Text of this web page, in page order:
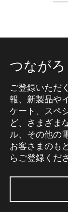
つながろ
ご登録いただ
報、新製品や
ケート、スペ
ど、さまざま
ル、その他の
お客さまのも
らご登録くだ